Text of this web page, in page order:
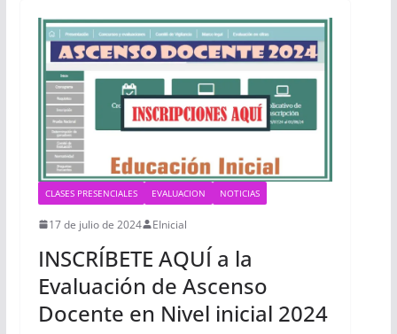
CLASES PRESENCIALES EVALUACION NOTICIAS
17 de julio de 2024 EInicial
INSCRÍBETE AQUÍ a la
Evaluación de Ascenso
Docente en Nivel inicial 2024